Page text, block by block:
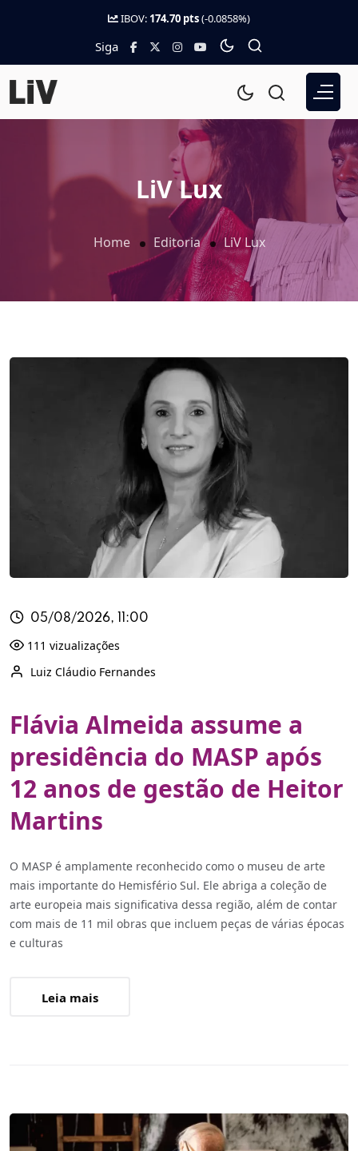
IBOV: 174.70 pts(-0.0858%)
Siga
LiV Lux
Home Editoria LiV Lux
05/08/2026, 11:00
111 vizualizações
Luiz Cláudio Fernandes
Flávia Almeida assume a
presidência do MASP após
12 anos de gestão de Heitor
Martins
O MASP é amplamente reconhecido como o museu de arte
mais importante do Hemisfério Sul. Ele abriga a coleção de
arte europeia mais significativa dessa região, além de contar
com mais de 11 mil obras que incluem peças de várias épocas
e culturas
Leia mais